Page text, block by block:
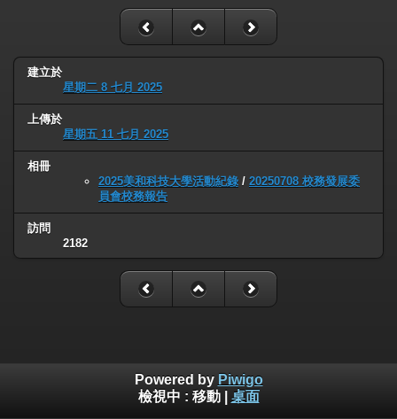
建立於
星期二 8 七月 2025
上傳於
星期五 11 七月 2025
相冊
2025美和科技大學活動紀錄 / 20250708 校務發展委
員會校務報告
訪問
2182
Powered by Piwigo
檢視中 : 移動| 桌面